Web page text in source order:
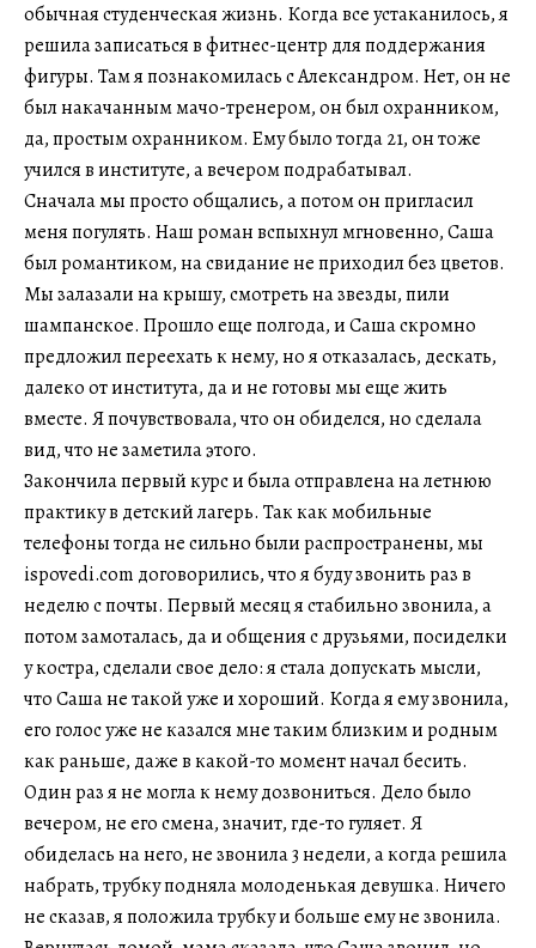
обычная студенческая жизнь. Когда все устаканилось, я
решила записаться в фитнес-центр для поддержания
фигуры. Там я познакомилась с Александром. Нет, он не
был накачанным мачо-тренером, он был охранником,
да, простым охранником. Ему было тогда 21, он тоже
учился в институте, а вечером подрабатывал.
Сначала мы просто общались, а потом он пригласил
меня погулять. Наш роман вспыхнул мгновенно, Саша
был романтиком, на свидание не приходил без цветов.
Мы залазали на крышу, смотреть на звезды, пили
шампанское. Прошло еще полгода, и Саша скромно
предложил переехать к нему, но я отказалась, дескать,
далеко от института, да и не готовы мы еще жить
вместе. Я почувствовала, что он обиделся, но сделала
вид, что не заметила этого.
Закончила первый курс и была отправлена на летнюю
практику в детский лагерь. Так как мобильные
телефоны тогда не сильно были распространены, мы
ispovedi.com договорились, что я буду звонить раз в
неделю с почты. Первый месяц я стабильно звонила, а
потом замоталась, да и общения с друзьями, посиделки
у костра, сделали свое дело: я стала допускать мысли,
что Саша не такой уже и хороший. Когда я ему звонила,
его голос уже не казался мне таким близким и родным
как раньше, даже в какой-то момент начал бесить.
Один раз я не могла к нему дозвониться. Дело было
вечером, не его смена, значит, где-то гуляет. Я
обиделась на него, не звонила 3 недели, а когда решила
набрать, трубку подняла молоденькая девушка. Ничего
не сказав, я положила трубку и больше ему не звонила.